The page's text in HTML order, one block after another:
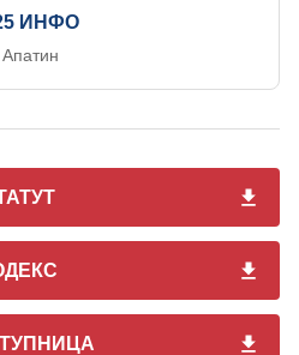
ИНФО
Апатин